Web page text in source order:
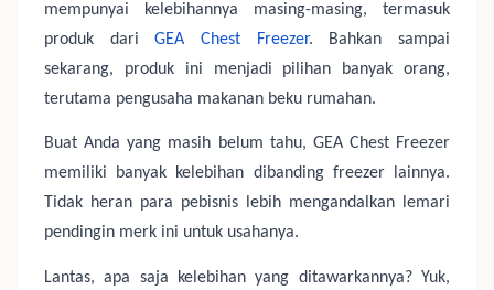
mempunyai kelebihannya masing-masing, termasuk
produk dariGEA Chest Freezer. Bahkan sampai
sekarang, produk ini menjadi pilihan banyak orang,
terutama pengusaha makanan beku rumahan.
Buat Anda yang masih belum tahu, GEA Chest Freezer
memiliki banyak kelebihan dibanding freezer lainnya.
Tidak heran para pebisnis lebih mengandalkan lemari
pendingin merk ini untuk usahanya.
Lantas, apa saja kelebihan yang ditawarkannya? Yuk,